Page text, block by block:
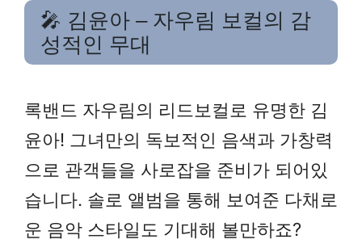
🎤 김윤아 – 자우림 보컬의 감
성적인 무대
록밴드 자우림의 리드보컬로 유명한 김
윤아! 그녀만의 독보적인 음색과 가창력
으로 관객들을 사로잡을 준비가 되어있
습니다. 솔로 앨범을 통해 보여준 다채로
운 음악 스타일도 기대해 볼만하죠?